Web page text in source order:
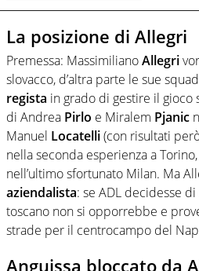
La posizione di Allegri
Premessa: MassimilianoAllegri
slovacco, d’altra parte le sue
regista in grado di gestire il gioco
di Andrea Pirlo e Miralem Pjanic
Manuel Locatelli(con risultati
nella seconda esperienza a
nell’ultimo sfortunato Milan. Ma
aziendalista: se ADL decidesse
toscano non si opporrebbe e
strade per il centrocampo del
Anguissa bloccato da